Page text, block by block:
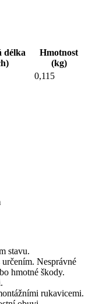
délka
Hmotnost
(kg)
0,115
stavu.
Nesprávné
hmotné škody.
rukavicemi.